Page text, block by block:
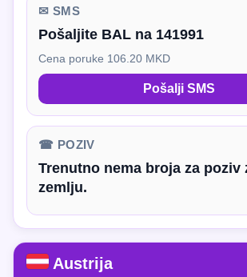
✉ SMS
Pošaljite BAL na 141991
Cena poruke 106.20 MKD
Pošalji SMS
☎ POZIV
Trenutno nema broja za poziv
zemlju.
Austrija